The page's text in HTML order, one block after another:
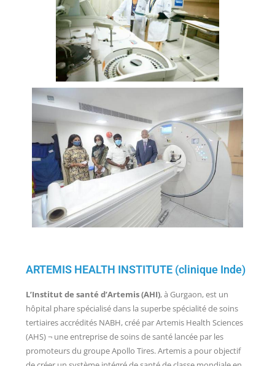
ARTEMIS HEALTH INSTITUTE (clinique Inde)
L’Institut de santé d’Artemis (AHI), à Gurgaon, est un
hôpital phare spécialisé dans la superbe spécialité de soins
tertiaires accrédités NABH, créé par Artemis Health Sciences
(AHS) ¬ une entreprise de soins de santé lancée par les
promoteurs du groupe Apollo Tires. Artemis a pour objectif